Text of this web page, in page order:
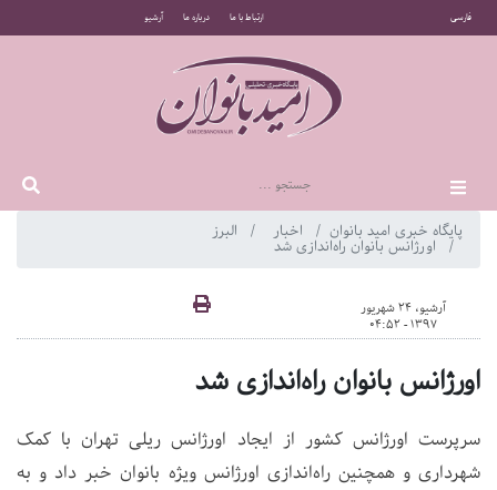
فارسی ارتباط با ما درباره ما آرشیو
پایگاه خبری امید بانوان اخبار البرز
اورژانس‌ بانوان راه‌اندازی شد
آرشیو، 24 شهریور
1397 - 04:52
اورژانس‌ بانوان راه‌اندازی شد
سرپرست اورژانس کشور از ایجاد اورژانس ریلی تهران با کمک
شهرداری و همچنین راه‌اندازی اورژانس‌ ویژه بانوان خبر داد و به